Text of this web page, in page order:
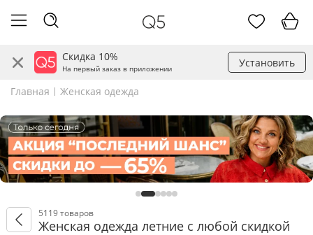
Скидка 10%
На первый заказ в приложении Установить
Главная Женская одежда
5119 товаров
Женская одежда летние с любой скидкой